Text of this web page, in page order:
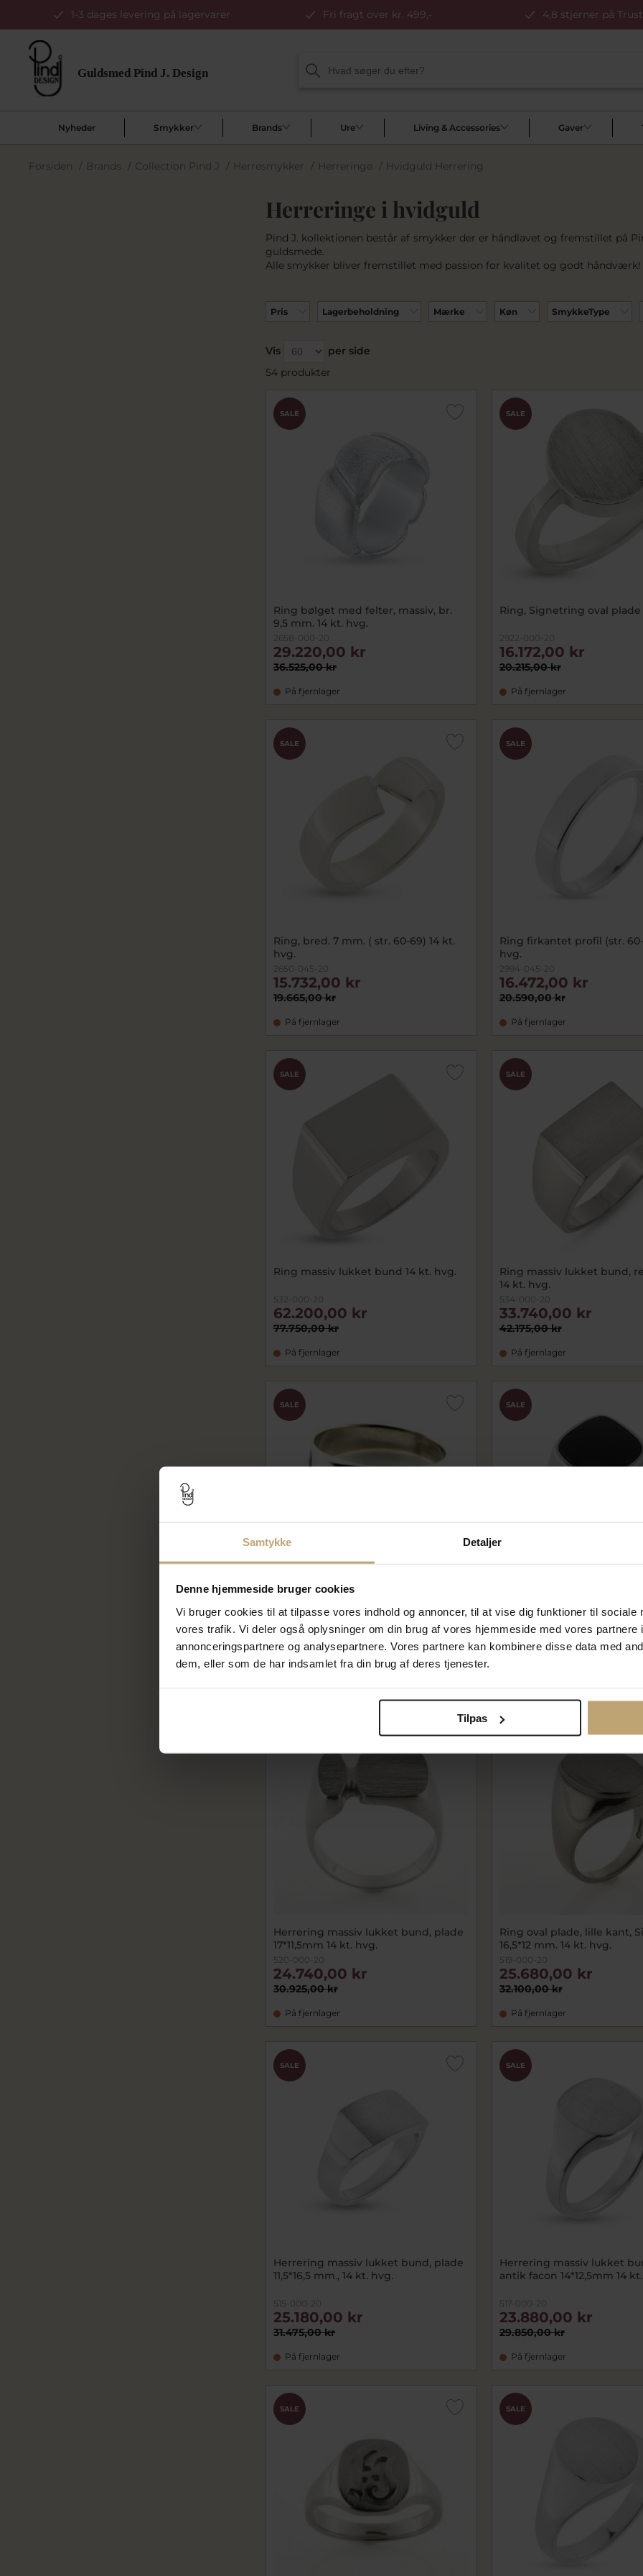
Samtykke Detaljer
Denne hjemmeside bruger cookies
Vi bruger cookies til at tilpasse vores indhold og annoncer, til at vise dig funktioner til sociale
vores trafik. Vi deler også oplysninger om din brug af vores hjemmeside med vores partnere
annonceringspartnere og analysepartnere. Vores partnere kan kombinere disse data med
dem, eller som de har indsamlet fra din brug af deres tjenester.
Tilpas
1-3 dages levering på lagervarer Fri fragt over kr. 499,- 4,8 stjerner på
Nyheder Smykker Brands Ure Living & Accessories Gaver
Forsiden / Brands / Collection Pind J / Herresmykker / Herreringe / Hvidguld Herrering
Herreringe i hvidguld
Pind J. kollektionen består af smykker der er håndlavet og fremstillet på
guldsmede.
Alle smykker bliver fremstillet med passion for kvalitet og godt håndværk!
Pris Lagerbeholdning Mærke Køn SmykkeType
Vis
per side
54 produkter
SALE
Ring bølget med felter, massiv, br.
9,5 mm. 14 kt. hvg.
2658-000-20
36.525,00 kr
29.220,00 kr
På fjernlager
SALE
Ring, Signetring oval plade
2922-000-20
20.215,00 kr
16.172,00 kr
På fjernlager
SALE
Ring, bred. 7 mm. ( str. 60-69) 14 kt.
hvg.
2650-045-20
19.665,00 kr
15.732,00 kr
På fjernlager
SALE
Ring firkantet profil (str. 60-
hvg.
2994-045-20
20.590,00 kr
16.472,00 kr
På fjernlager
SALE
Ring massiv lukket bund 14 kt. hvg.
532-000-20
77.750,00 kr
62.200,00 kr
På fjernlager
SALE
Ring massiv lukket bund,
14 kt. hvg.
534-000-20
42.175,00 kr
33.740,00 kr
På fjernlager
SALE
båndring 14 kt. hvg.
526-000-20
21.900,00 kr
17.520,00 kr
SALE
hvidguld
530-000-20
21.292,00 kr
Herrering massiv lukket bund, plade
17*11,5mm 14 kt. hvg.
520-000-20
30.925,00 kr
24.740,00 kr
På fjernlager
SALE
Ring oval plade, lille kant,
16,5*12 mm. 14 kt. hvg.
519-000-20
32.100,00 kr
25.680,00 kr
På fjernlager
SALE
Herrering massiv lukket bund, plade
11,5*16,5 mm., 14 kt. hvg.
515-000-20
31.475,00 kr
25.180,00 kr
På fjernlager
SALE
Herrering massiv lukket
antik facon 14*12,5mm 14
517-000-20
29.850,00 kr
23.880,00 kr
På fjernlager
SALE SALE